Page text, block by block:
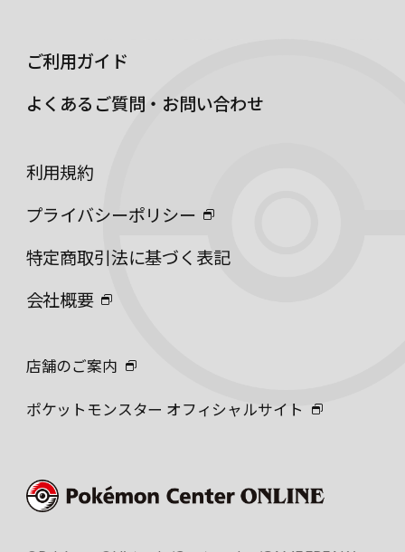
ご利用ガイド
よくあるご質問・お問い合わせ
利用規約
プライバシーポリシー
特定商取引法に基づく表記
会社概要
店舗のご案内
ポケットモンスター オフィシャルサイト